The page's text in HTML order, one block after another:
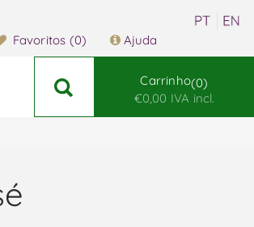
Favoritos (0) Ajuda
Carrinho 0
€0,00 IVA incl.